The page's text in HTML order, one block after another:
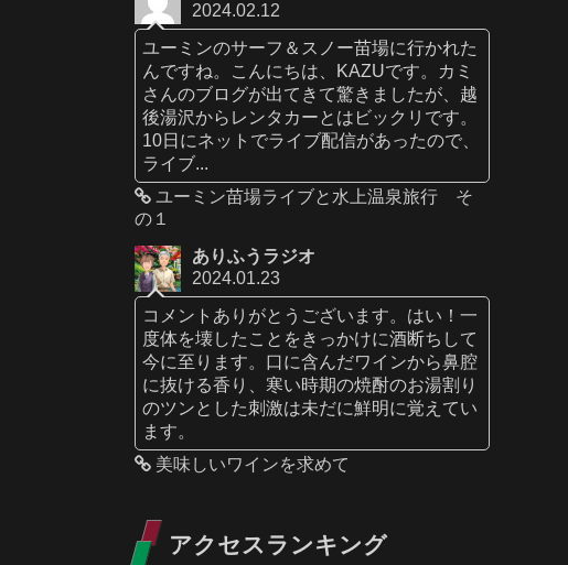
2024.02.12
ユーミンのサーフ＆スノー苗場に行かれた
んですね。こんにちは、KAZUです。カミ
さんのブログが出てきて驚きましたが、越
後湯沢からレンタカーとはビックリです。
10日にネットでライブ配信があったので、
ライブ...
ユーミン苗場ライブと水上温泉旅行 そ
の１
ありふうラジオ
2024.01.23
コメントありがとうございます。はい！一
度体を壊したことをきっかけに酒断ちして
今に至ります。口に含んだワインから鼻腔
に抜ける香り、寒い時期の焼酎のお湯割り
のツンとした刺激は未だに鮮明に覚えてい
ます。
美味しいワインを求めて
アクセスランキング